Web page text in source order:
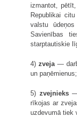
izmantot,
Republikai
valstu
Savienības
starptautiskie
4) zveja —
un paņēmienus;
5) zvejnieks—
rīkojas ar
uzdevumā tiek